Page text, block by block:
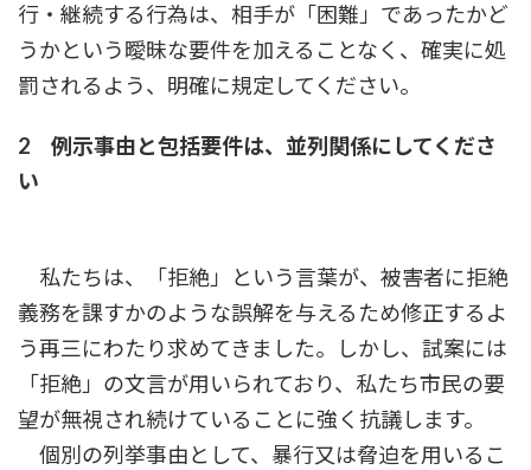
行・継続する行為は、相手が「困難」であったかど
うかという曖昧な要件を加えることなく、確実に処
罰されるよう、明確に規定してください。
2 例示事由と包括要件は、並列関係にしてくださ
い
私たちは、「拒絶」という言葉が、被害者に拒絶
義務を課すかのような誤解を与えるため修正するよ
う再三にわたり求めてきました。しかし、試案には
「拒絶」の文言が用いられており、私たち市民の要
望が無視され続けていることに強く抗議します。
個別の列挙事由として、暴行又は脅迫を用いるこ